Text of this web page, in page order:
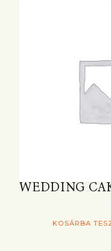
WEDDING
KOSÁRBA